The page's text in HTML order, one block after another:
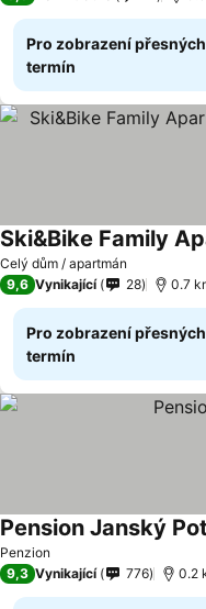
Pro zobrazení
termín
Celý dům / apartmán
Ukázat ceny
9,6 Vynikající 28 0.7
Pro zobrazení
termín
Penzion
Pension Janský
9,3 Vynikající 776 0.2